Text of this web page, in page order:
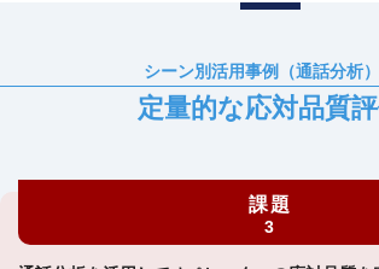
シーン別活用事例（通話分析
定量的な応対品質
課題
3